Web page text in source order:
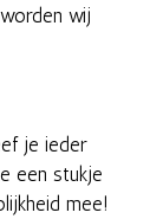
wij
je ieder
een stukje
mee!